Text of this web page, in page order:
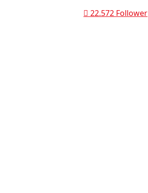
22.572 Follower